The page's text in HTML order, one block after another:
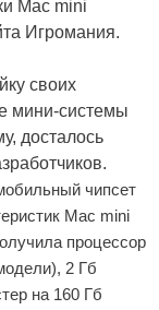
Mac mini
Игромания.
своих
мини-системы
досталось
чипсет
Mac mini
процессор
2 Гб
на 160 Гб